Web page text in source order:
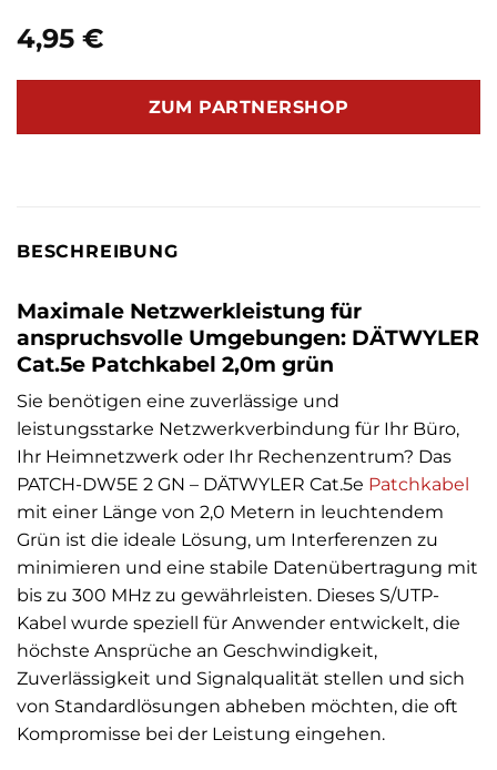
4,95 €
ZUM PARTNERSHOP
BESCHREIBUNG
Maximale Netzwerkleistung für
anspruchsvolle Umgebungen: DÄTWYLER
Cat.5e Patchkabel 2,0m grün
Sie benötigen eine zuverlässige und
leistungsstarke Netzwerkverbindung für Ihr Büro,
Ihr Heimnetzwerk oder Ihr Rechenzentrum? Das
PATCH-DW5E 2 GN – DÄTWYLER Cat.5e Patchkabel
mit einer Länge von 2,0 Metern in leuchtendem
Grün ist die ideale Lösung, um Interferenzen zu
minimieren und eine stabile Datenübertragung mit
bis zu 300 MHz zu gewährleisten. Dieses S/UTP-
Kabel wurde speziell für Anwender entwickelt, die
höchste Ansprüche an Geschwindigkeit,
Zuverlässigkeit und Signalqualität stellen und sich
von Standardlösungen abheben möchten, die oft
Kompromisse bei der Leistung eingehen.